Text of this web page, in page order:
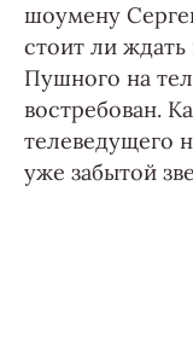
шоумену
стоит ли
Пушного на
востребован.
телеведущего
уже забытой